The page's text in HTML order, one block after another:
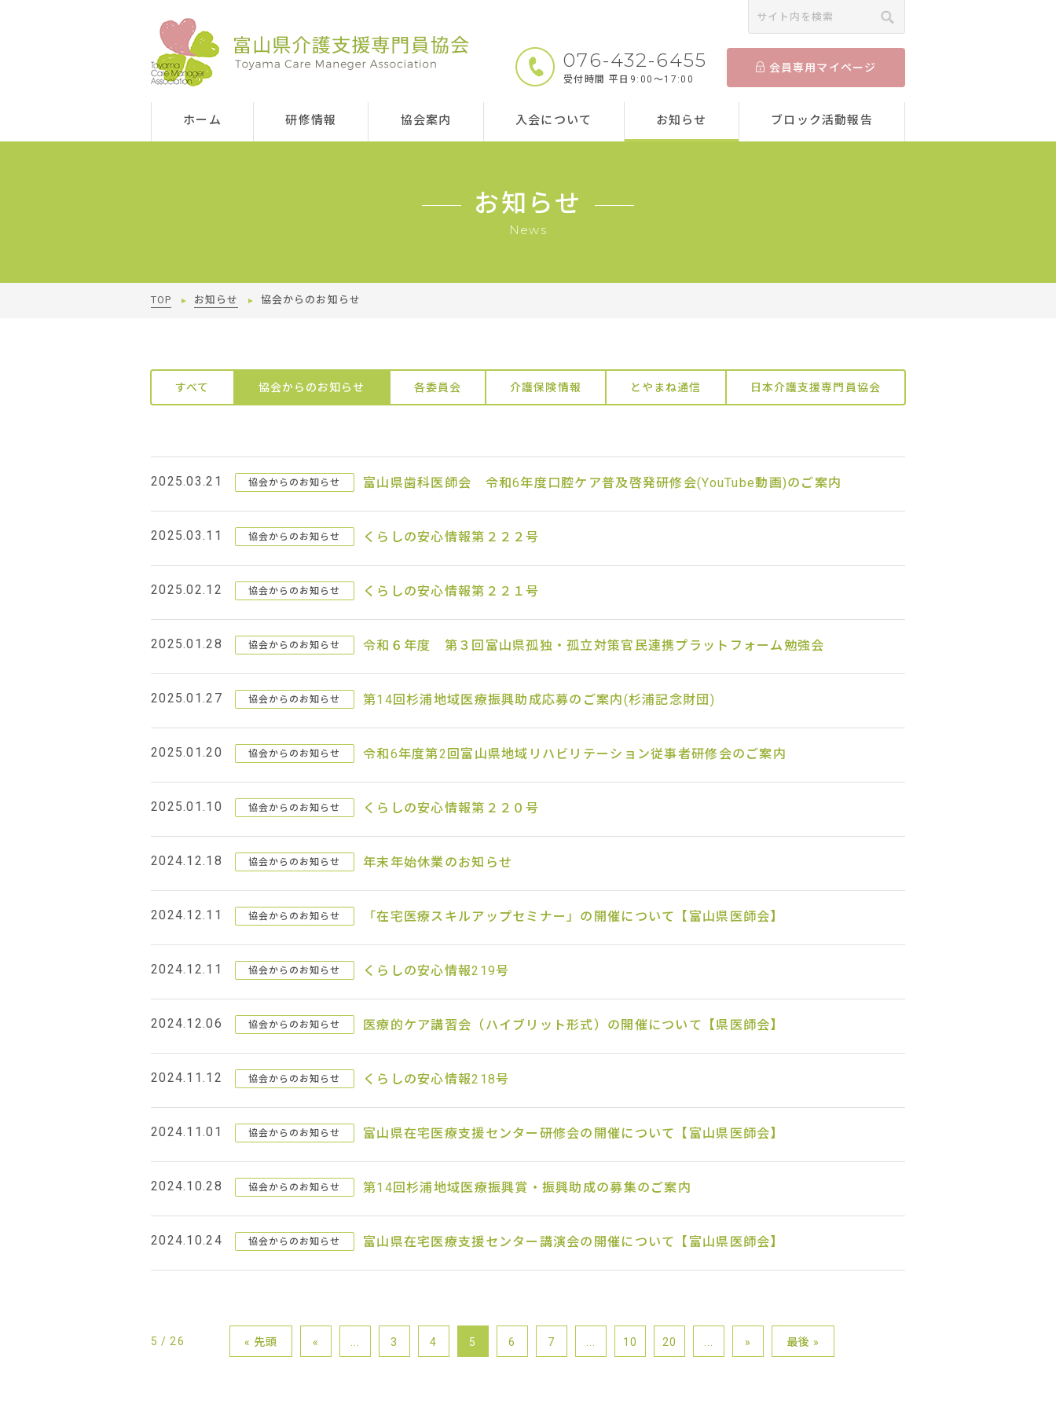
ホーム 研修情報 協会案内 入会について お知らせ ブロック活動報告
076-432-6455
受付時間 平日9:00～17:00
会員専用マイページ
お知らせ
News
TOP お知らせ 協会からのお知らせ
すべて 協会からのお知らせ 各委員会 介護保険情報 とやまね通信 日本介護支援専門員協会
2025.03.21 協会からのお知らせ 富山県歯科医師会 令和6年度口腔ケア普及啓発研修会(YouTube動画)のご案内
2025.03.11 協会からのお知らせ くらしの安心情報第２２２号
2025.02.12 協会からのお知らせ くらしの安心情報第２２１号
2025.01.28 協会からのお知らせ 令和６年度 第３回富山県孤独・孤立対策官民連携プラットフォーム勉強会
2025.01.27 協会からのお知らせ 第14回杉浦地域医療振興助成応募のご案内(杉浦記念財団)
2025.01.20 協会からのお知らせ 令和6年度第2回富山県地域リハビリテーション従事者研修会のご案内
2025.01.10 協会からのお知らせ くらしの安心情報第２２０号
2024.12.18 協会からのお知らせ 年末年始休業のお知らせ
2024.12.11 協会からのお知らせ 「在宅医療スキルアップセミナー」の開催について【富山県医師会】
2024.12.11 協会からのお知らせ くらしの安心情報219号
2024.12.06 協会からのお知らせ 医療的ケア講習会（ハイブリット形式）の開催について【県医師会】
2024.11.12 協会からのお知らせ くらしの安心情報218号
2024.11.01 協会からのお知らせ 富山県在宅医療支援センター研修会の開催について【富山県医師会】
2024.10.28 協会からのお知らせ 第14回杉浦地域医療振興賞・振興助成の募集のご案内
2024.10.24 協会からのお知らせ 富山県在宅医療支援センター講演会の開催について【富山県医師会】
5 / 26 « 先頭 « 3 4 5 6 7 10 20 » 最後 »